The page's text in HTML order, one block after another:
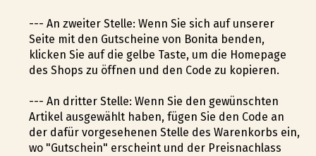
--- An zweiter Stelle: Wenn Sie sich auf unserer
Seite mit den Gutscheine von Bonita befinden,
klicken Sie auf die gelbe Taste, um die Homepage
des Shops zu öffnen und den Code zu kopieren.
--- An dritter Stelle: Wenn Sie den gewünschten
Artikel ausgewählt haben, fügen Sie den Code an
der dafür vorgesehenen Stelle des Warenkorbs ein,
wo "Gutschein" erscheint und der Preisnachlass